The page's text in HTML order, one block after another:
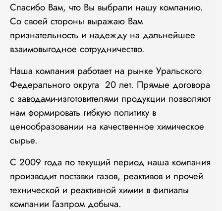
Спасибо Вам, что Вы выбрали нашу компанию.
Со своей стороны выражаю Вам
признательность и надежду на дальнейшее
взаимовыгодное сотрудничество.
Наша компания работает на рынке Уральского
Федерального округа 20 лет. Прямые договора
с заводами-изготовителями продукции позволяют
нам формировать гибкую политику в
ценообразовании на качественное химическое
сырье.
С 2009 года по текущий период наша компания
производит поставки газов, реактивов и прочей
технической и реактивной химии в филиалы
компании Газпром добыча.